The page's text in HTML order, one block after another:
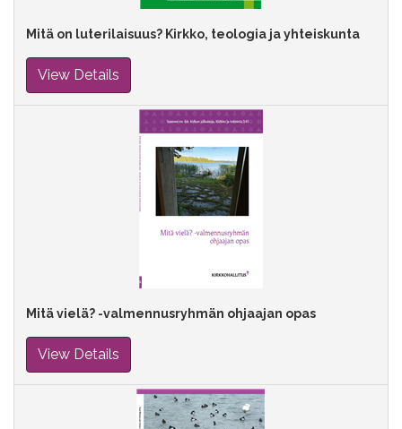
Mitä on luterilaisuus? Kirkko, teologia ja yhteiskunta
View Details
Mitä vielä? -valmennusryhmän ohjaajan opas
View Details